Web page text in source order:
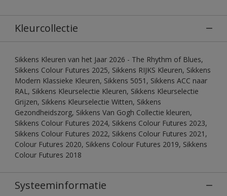
Kleurcollectie
Sikkens Kleuren van het Jaar 2026 - The Rhythm of Blues,
Sikkens Colour Futures 2025, Sikkens RIJKS Kleuren, Sikkens
Modern Klassieke Kleuren, Sikkens 5051, Sikkens ACC naar
RAL, Sikkens Kleurselectie Kleuren, Sikkens Kleurselectie
Grijzen, Sikkens Kleurselectie Witten, Sikkens
Gezondheidszorg, Sikkens Van Gogh Collectie kleuren,
Sikkens Colour Futures 2024, Sikkens Colour Futures 2023,
Sikkens Colour Futures 2022, Sikkens Colour Futures 2021,
Colour Futures 2020, Sikkens Colour Futures 2019, Sikkens
Colour Futures 2018
Systeeminformatie